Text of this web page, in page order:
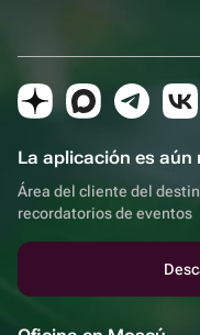
La aplicación es aún
Área del cliente del
recordatorios de eventos